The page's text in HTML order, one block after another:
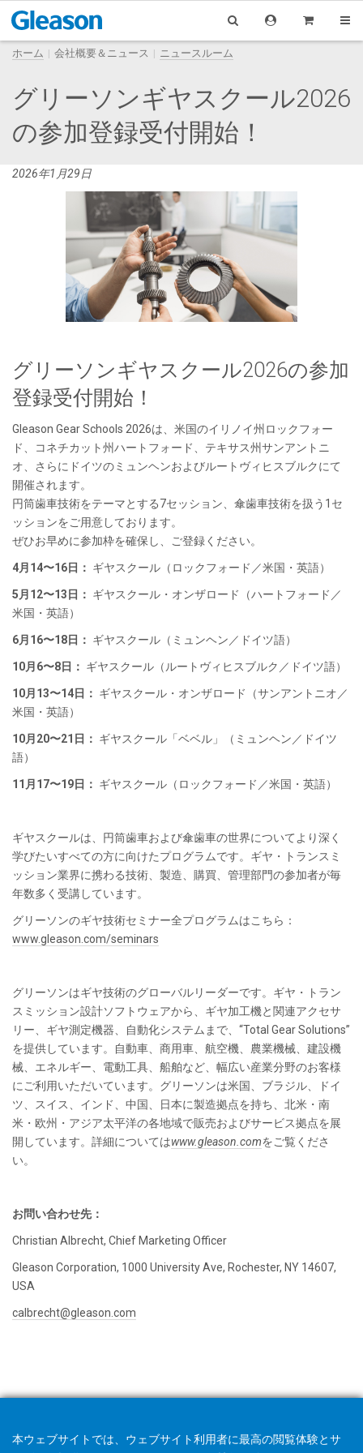
ホーム 会社概要＆ニュース ニュースルーム
グリーソンギヤスクール2026
の参加登録受付開始！
2026年1月29日
グリーソンギヤスクール2026の参加
登録受付開始！
Gleason Gear Schools 2026は、米国のイリノイ州ロックフォー
ド、コネチカット州ハートフォード、テキサス州サンアントニ
オ、さらにドイツのミュンヘンおよびルートヴィヒスブルクにて
開催されます。
円筒歯車技術をテーマとする7セッション、傘歯車技術を扱う1セ
ッションをご用意しております。
ぜひお早めに参加枠を確保し、ご登録ください。
4月14〜16日： ギヤスクール（ロックフォード／米国・英語）
5月12〜13日： ギヤスクール・オンザロード（ハートフォード／
米国・英語）
6月16〜18日： ギヤスクール（ミュンヘン／ドイツ語）
10月6〜8日： ギヤスクール（ルートヴィヒスブルク／ドイツ語）
10月13〜14日： ギヤスクール・オンザロード（サンアントニオ／
米国・英語）
10月20〜21日： ギヤスクール「ベベル」（ミュンヘン／ドイツ
語）
11月17〜19日： ギヤスクール（ロックフォード／米国・英語）
ギヤスクールは、円筒歯車および傘歯車の世界についてより深く
学びたいすべての方に向けたプログラムです。ギヤ・トランスミ
ッション業界に携わる技術、製造、購買、管理部門の参加者が毎
年数多く受講しています。
グリーソンのギヤ技術セミナー全プログラムはこちら：
www.gleason.com/seminars
グリーソンはギヤ技術のグローバルリーダーです。ギヤ・トラン
スミッション設計ソフトウェアから、ギヤ加工機と関連アクセサ
リー、ギヤ測定機器、自動化システムまで、“Total Gear Solutions”
を提供しています。自動車、商用車、航空機、農業機械、建設機
械、エネルギー、電動工具、船舶など、幅広い産業分野のお客様
にご利用いただいています。グリーソンは米国、ブラジル、ドイ
ツ、スイス、インド、中国、日本に製造拠点を持ち、北米・南
米・欧州・アジア太平洋の各地域で販売およびサービス拠点を展
開しています。詳細についてはwww.gleason.comをご覧くださ
い。
お問い合わせ先：
Christian Albrecht, Chief Marketing Officer
Gleason Corporation, 1000 University Ave, Rochester, NY 14607,
USA
calbrecht@gleason.com
本ウェブサイトでは、ウェブサイト利用者に最高の閲覧体験とサ